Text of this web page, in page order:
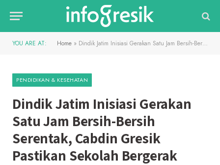
YOU ARE AT: Home » Dindik Jatim Inisiasi Gerakan Satu Jam Bersih-Bersih Serentak, Cabdin Gresik Pastikan Sekolah Bergerak
PENDIDIKAN & KESEHATAN
Dindik Jatim Inisiasi Gerakan
Satu Jam Bersih-Bersih
Serentak, Cabdin Gresik
Pastikan Sekolah Bergerak